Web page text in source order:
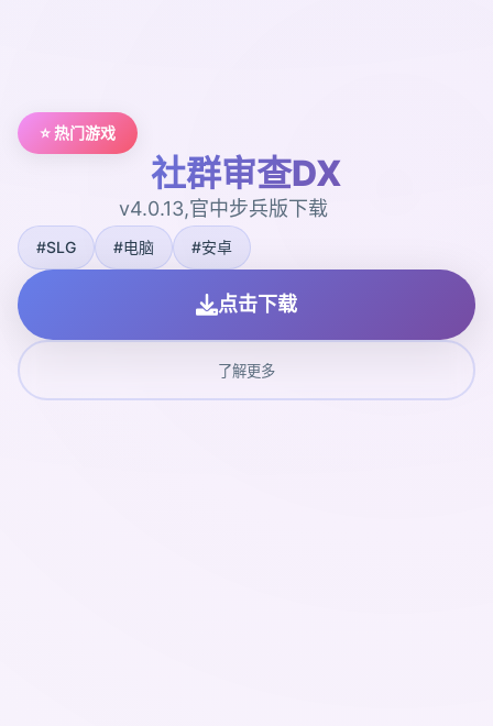
⭐ 热门游戏
社群审查DX
v4.0.13,官中步兵版下载
#SLG #电脑 #安卓
点击下载
了解更多